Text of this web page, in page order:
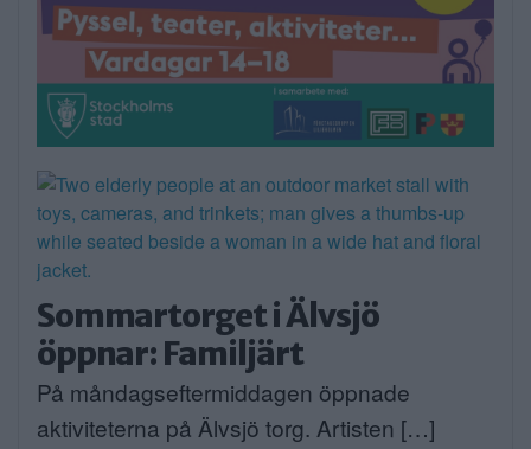
Sommartorget i Älvsjö
öppnar: Familjärt
På måndagseftermiddagen öppnade
aktiviteterna på Älvsjö torg. Artisten […]